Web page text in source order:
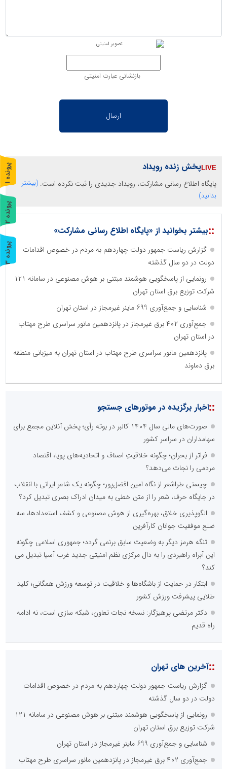
بازنشانی عبارت امنیتی
پخش زنده رویداد
پایگاه اطلاع رسانی مشارکت، رویداد جدیدی را ثبت نکرده است. (بیشتر
بدانید)
::بیشتر بخوانید از «پایگاه اطلاع رسانی مشارکت»
گزارش ریاست جمهور دولت چهاردهم به مردم در خصوص اقدامات
دولت در دو سال گذشته
رونمایی از پاسخگویی هوشمند مبتنی بر هوش مصنوعی در سامانه ۱۲۱
شرکت توزیع برق استان تهران
شناسایی و جمع‌آوری 699 ماینر غیرمجاز در استان تهران
جمع‌آوری ۴۰۲ برق غیرمجاز در پانزدهمین مانور سراسری طرح مهتاب
در استان تهران
پانزدهمین مانور سراسری طرح مهتاب در استان تهران به میزبانی منطقه
برق دماوند
::اخبار برگزیده در موتورهای جستجو
صورت‌های مالی سال ۱۴۰۴ کالبر در بوته رأی؛ پخش آنلاین مجمع برای
سهامداران در سراسر کشور
فراتر از بحران؛ چگونه خلاقیتِ اصناف و اتحادیه‌های پویا، اقتصاد
مردمی را نجات می‌دهد؟
چیستی طراشعر از نگاه امین افضل‌پور؛ چگونه یک شاعر ایرانی با انقلاب
در جایگاه حرف، شعر را از متن خطی به میدان ادراک بصری تبدیل کرد؟
الگوپذیری خلاق، بهره‌گیری از هوش مصنوعی و کشف استعدادها، سه
ضلع موفقیت جوانان کارآفرین
تنگه هرمز دیگر به وضعیت سابق برنمی گردد؛ جمهوری اسلامی چگونه
این آبراه راهبردی را به دال مرکزی نظم امنیتی جدید غرب آسیا تبدیل می
کند؟
ابتکار در حمایت از باشگاه‌ها و خلاقیت در توسعه ورزش همگانی؛ کلید
طلایی پیشرفت ورزش کشور
دکتر مرتضی پرهیزگار: نسخه نجات تعاون، شبکه سازی است، نه ادامه
راه قدیم
::آخرین های تهران
گزارش ریاست جمهور دولت چهاردهم به مردم در خصوص اقدامات
دولت در دو سال گذشته
رونمایی از پاسخگویی هوشمند مبتنی بر هوش مصنوعی در سامانه ۱۲۱
شرکت توزیع برق استان تهران
شناسایی و جمع‌آوری 699 ماینر غیرمجاز در استان تهران
جمع‌آوری ۴۰۲ برق غیرمجاز در پانزدهمین مانور سراسری طرح مهتاب
پ
ر
و
ن
د
ه
1
پ
ر
و
ن
د
ه
2
پ
ر
و
ن
د
ه
3